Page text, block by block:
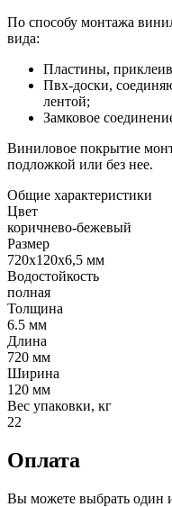
По способу монтажа
вида:
Пластины,
Пвх-доски,
лентой;
Замковое
Виниловое покрытие
подложкой или без нее.
Общие характеристики
Цвет
коричнево-бежевый
Размер
720х120х6,5 мм
Водостойкость
полная
Толщина
6.5 мм
Длина
720 мм
Ширина
120 мм
Вес упаковки, кг
22
Оплата
Вы можете выбрать один